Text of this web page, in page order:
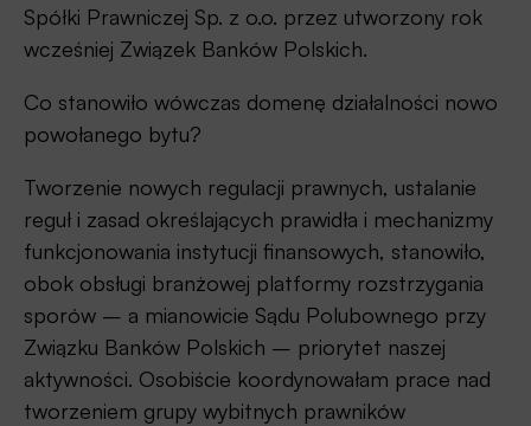
Spółki Prawniczej Sp. z o.o. przez utworzony rok
wcześniej Związek Banków Polskich.
Co stanowiło wówczas domenę działalności nowo
powołanego bytu?
Tworzenie nowych regulacji prawnych, ustalanie
reguł i zasad określających prawidła i mechanizmy
funkcjonowania instytucji finansowych, stanowiło,
obok obsługi branżowej platformy rozstrzygania
sporów – a mianowicie Sądu Polubownego przy
Związku Banków Polskich – priorytet naszej
aktywności. Osobiście koordynowałam prace nad
tworzeniem grupy wybitnych prawników